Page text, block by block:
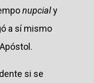
nupcialy
a sí mismo
si se